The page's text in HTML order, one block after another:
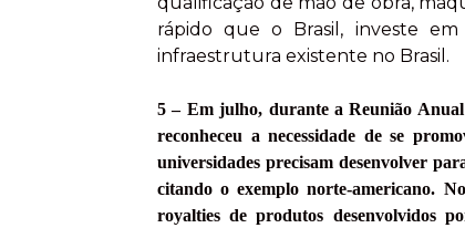
rápido que o Brasil, investe
infraestrutura existente no Brasil.
5 – Em julho, durante a Reunião
reconheceu a necessidade de se
universidades precisam desenvolver
citando o exemplo norte-americano.
royalties de produtos desenvolvidos